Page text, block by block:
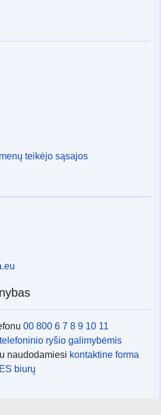
teikėjo sąsajos
00 800 6 7 8 9 10 11
telefoninio ryšio galimybėmis
naudodamiesi kontaktine forma
ES biurų